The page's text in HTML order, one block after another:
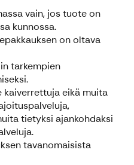
vain, jos tuote on
kunnossa.
on oltava
tarkempien
kaiverrettuja eikä muita
tietyksi ajankohdaksi
tavanomaisista